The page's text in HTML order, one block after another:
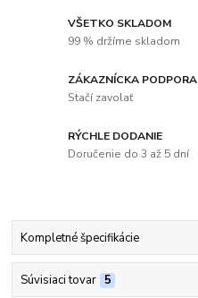
VŠETKO SKLADOM
99 % držíme skladom
ZÁKAZNÍCKA PODPORA
Stačí zavolať
RÝCHLE DODANIE
Doručenie do 3 až 5 dní
Kompletné špecifikácie
Súvisiaci tovar 5